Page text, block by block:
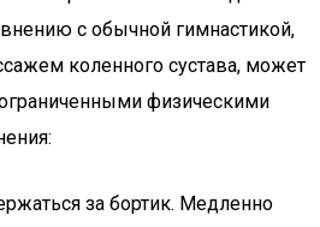
с обычной гимнастикой,
коленного сустава, может
физическими
за бортик. Медленно